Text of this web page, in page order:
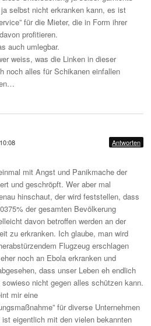
selbst nicht erkranken kann, es ist
für die Mieter, die in Form ihrer
profitieren.
auch umlegbar.
weiss, was die Linken in dieser
noch alles für Schikanen einfallen
Antworten
mit Angst und Panikmache der
und geschröpft. Wer aber mal
hinschaut, der wird feststellen, dass
der gesamten Bevölkerung
davon betroffen werden an der
zu erkranken. Ich glaube, man wird
Flugzeug erschlagen
noch an Ebola erkranken und
dass unser Leben eh endlich
nicht gegen alles schützen kann.
mir eine
für diverse Unternehmen
eigentlich mit den vielen bekannten